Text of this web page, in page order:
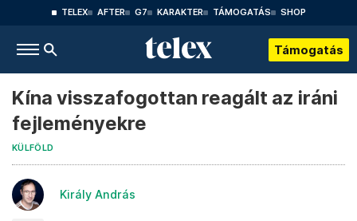
TELEX AFTER G7 KARAKTER TÁMOGATÁS SHOP
Támogatás
Kína visszafogottan reagált az iráni
fejleményekre
KÜLFÖLD
Király András